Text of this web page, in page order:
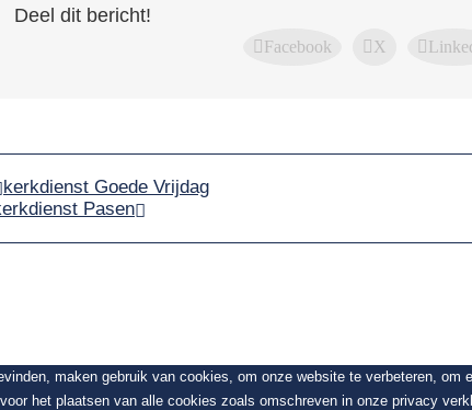
Deel dit bericht!
Facebook X
kerkdienst Goede Vrijdag
Pasen
maken gebruik van cookies, om onze website te verbeteren,
het plaatsen van alle cookies zoals omschreven in onze privacy